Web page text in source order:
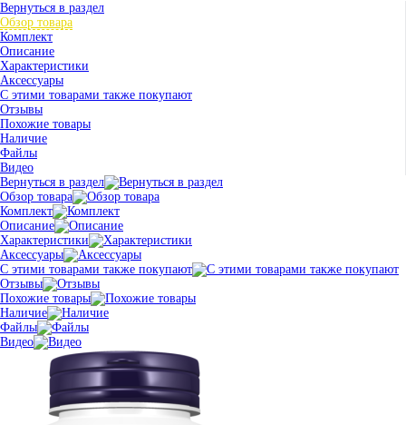
Вернуться в раздел
Обзор товара
Комплект
Описание
Характеристики
Аксессуары
С этими товарами также покупают
Отзывы
Похожие товары
Наличие
Файлы
Видео
Вернуться в раздел
Обзор товара
Комплект
Описание
Характеристики
Аксессуары
С этими товарами также покупают
Отзывы
Похожие товары
Наличие
Файлы
Видео